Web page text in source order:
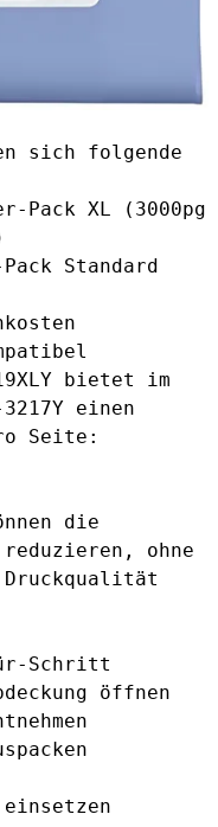
sich folgende
Pack XL (3000pg
Standard
bietet im
einen
Seite:
die
reduzieren, ohne
Druckqualität
Schritt
öffnen